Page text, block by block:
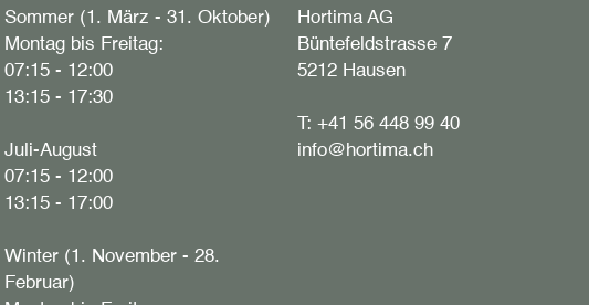
Sommer (1. März - 31. Oktober)
Montag bis Freitag:
07:15 - 12:00
13:15 - 17:30
Juli-August
07:15 - 12:00
13:15 - 17:00
Winter (1. November - 28.
Februar)
Hortima AG
Büntefeldstrasse 7
5212 Hausen
T: +41 56 448 99 40
info@hortima.ch